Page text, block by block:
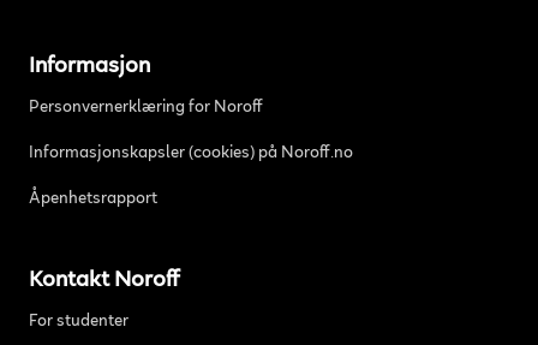
Informasjon
Personvernerklæring for Noroff
Informasjonskapsler (cookies) på Noroff.no
Åpenhetsrapport
Kontakt Noroff
For studenter